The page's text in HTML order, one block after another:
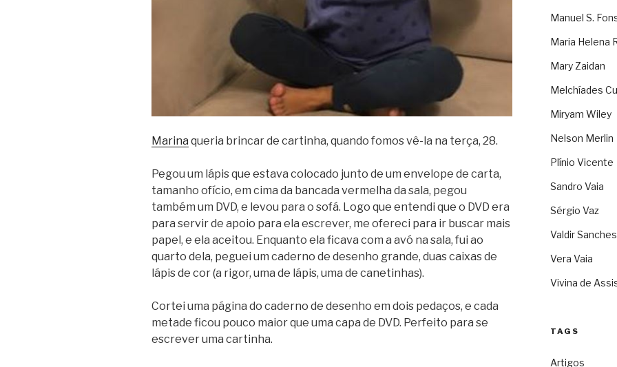
Marina queria brincar de cartinha, quando fomos vê-la na terça, 28.
Pegou um lápis que estava colocado junto de um envelope de carta,
tamanho ofício, em cima da bancada vermelha da sala, pegou
também um DVD, e levou para o sofá. Logo que entendi que o DVD era
para servir de apoio para ela escrever, me ofereci para ir buscar mais
papel, e ela aceitou. Enquanto ela ficava com a avó na sala, fui ao
quarto dela, peguei um caderno de desenho grande, duas caixas de
lápis de cor (a rigor, uma de lápis, uma de canetinhas).
Cortei uma página do caderno de desenho em dois pedaços, e cada
metade ficou pouco maior que uma capa de DVD. Perfeito para se
escrever uma cartinha.
Manuel S.
Maria Helena
Mary Zaidan
Melchíades
Miryam Wiley
Nelson Merlin
Plínio Vicente
Sandro Vaia
Sérgio Vaz
Valdir Sanches
Vera Vaia
Vivina de
TAGS
Artigos